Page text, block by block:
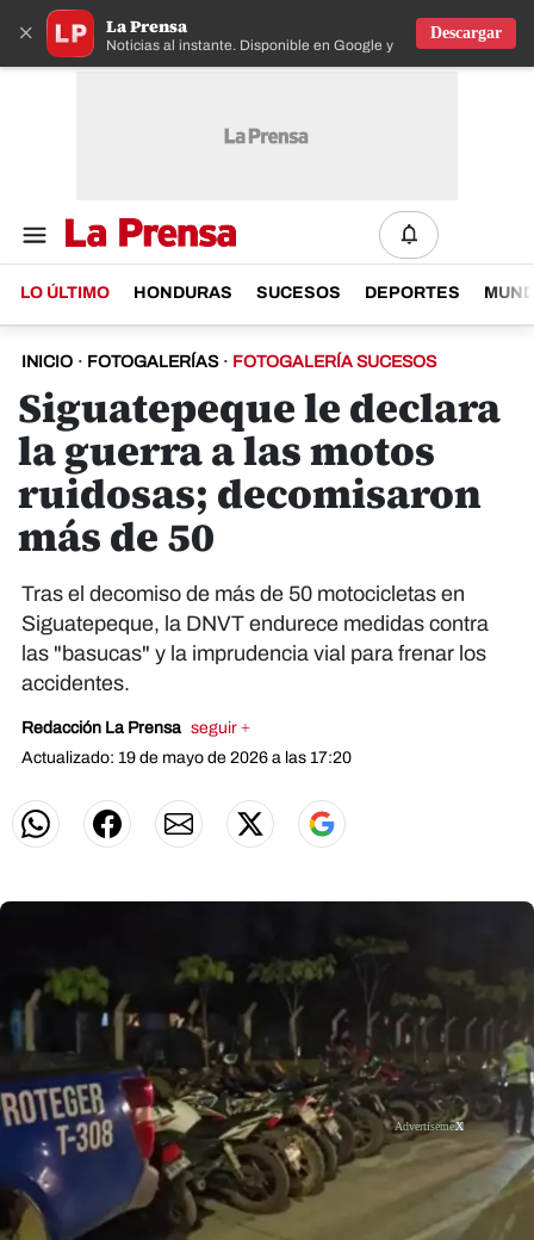
× La Prensa
Noticias al instante. Disponible en Google y IOS
Descargar
LO ÚLTIMO HONDURAS SUCESOS DEPORTES
INICIO · FOTOGALERÍAS · FOTOGALERÍA SUCESOS
Siguatepeque le declara
la guerra a las motos
ruidosas; decomisaron
más de 50
Tras el decomiso de más de 50 motocicletas en
Siguatepeque, la DNVT endurece medidas contra
las "basucas" y la imprudencia vial para frenar los
accidentes.
Redacción La Prensa seguir +
Actualizado: 19 de mayo de 2026 a las 17:20
X